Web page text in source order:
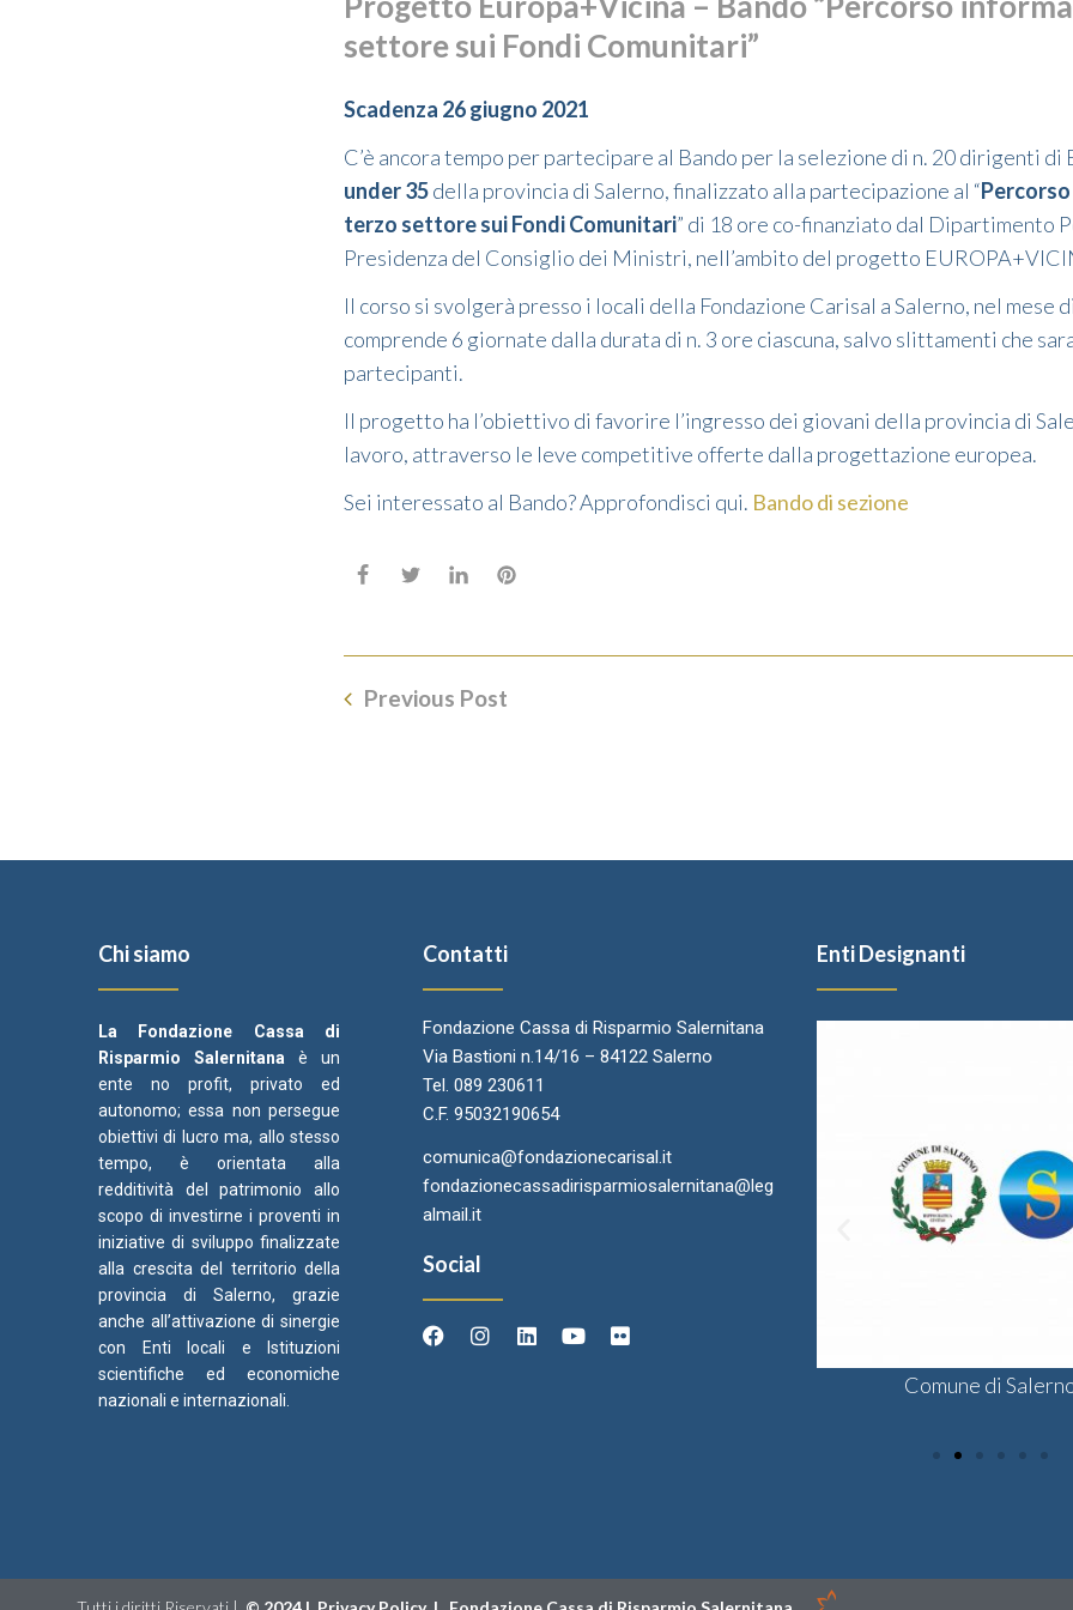
settore sui Fondi Comunitari”
Scadenza 26 giugno 2021
C’è ancora tempo per partecipare al Bando per la selezione di n. 20 dirigenti di
under 35della provincia di Salerno, finalizzato alla partecipazione al “
terzo settore sui Fondi Comunitari” di 18 ore co-finanziato dal Dipartimento
Presidenza del Consiglio dei Ministri, nell’ambito del progetto
Il corso si svolgerà presso i locali della Fondazione Carisal a Salerno, nel mese
comprende 6 giornate dalla durata di n. 3 ore ciascuna, salvo slittamenti che
partecipanti.
Il progetto ha l’obiettivo di favorire l’ingresso dei giovani della provincia di
lavoro, attraverso le leve competitive offerte dalla progettazione europea.
Sei interessato al Bando? Approfondisci qui. Bando di sezione
Previous Post
Chi siamo
La Fondazione Cassa di
Risparmio Salernitana è un
ente no profit, privato ed
autonomo; essa non persegue
obiettivi di lucro ma, allo stesso
tempo, è orientata alla
redditività del patrimonio allo
scopo di investirne i proventi in
iniziative di sviluppo finalizzate
alla crescita del territorio della
provincia di Salerno, grazie
anche all’attivazione di sinergie
con Enti locali e Istituzioni
scientifiche ed economiche
nazionali e internazionali.
Contatti
Fondazione Cassa di Risparmio Salernitana
Via Bastioni n.14/16 – 84122 Salerno
Tel. 089 230611
C.F. 95032190654
comunica@fondazionecarisal.it
fondazionecassadirisparmiosalernitana@leg
almail.it
Social
Enti Designanti
Arcidiocesi di Salerno Campagna
Comune di
Sodalis CSV